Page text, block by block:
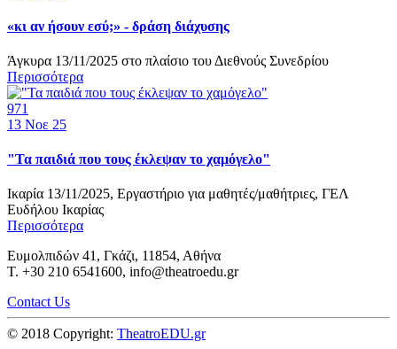
«κι αν ήσουν εσύ;» - δράση διάχυσης
Άγκυρα 13/11/2025 στο πλαίσιο του Διεθνούς Συνεδρίου
Περισσότερα
971
13 Νοε 25
"Τα παιδιά που τους έκλεψαν το χαμόγελο"
Ικαρία 13/11/2025, Εργαστήριο για μαθητές/μαθήτριες, ΓΕΛ
Ευδήλου Ικαρίας
Περισσότερα
Ευμολπιδών 41, Γκάζι, 11854, Αθήνα
T. +30 210 6541600, info@theatroedu.gr
Contact Us
© 2018 Copyright: TheatroEDU.gr